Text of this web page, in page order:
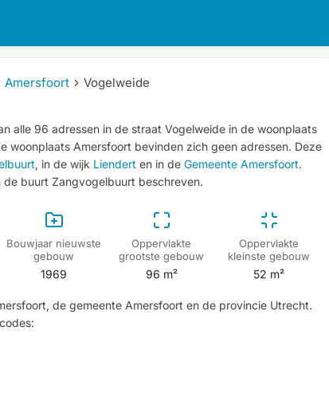
Amersfoort Vogelweide
alle 96 adressen in de straat Vogelweide in de woonplaats
woonplaats Amersfoort bevinden zich geen adressen. Deze
, in de wijk Liendert en in de Gemeente Amersfoort.
buurt Zangvogelbuurt beschreven.
Bouwjaar nieuwste
gebouw
1969
Oppervlakte
grootste gebouw
96 m²
Oppervlakte
kleinste gebouw
52 m²
de gemeente Amersfoort en de provincie Utrecht.